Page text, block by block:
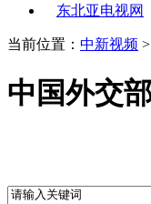
东北亚电视网
当前位置： 中新视频 >
中国外交